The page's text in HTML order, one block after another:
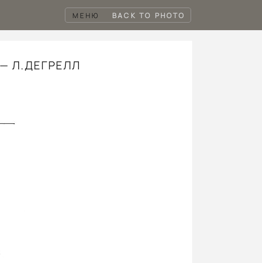
МЕНЮ BACK TO PHOTO
Л.ДЕГРЕЛЛ